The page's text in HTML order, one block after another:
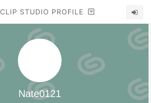
CLIP STUDIO PROFILE
Nate0121